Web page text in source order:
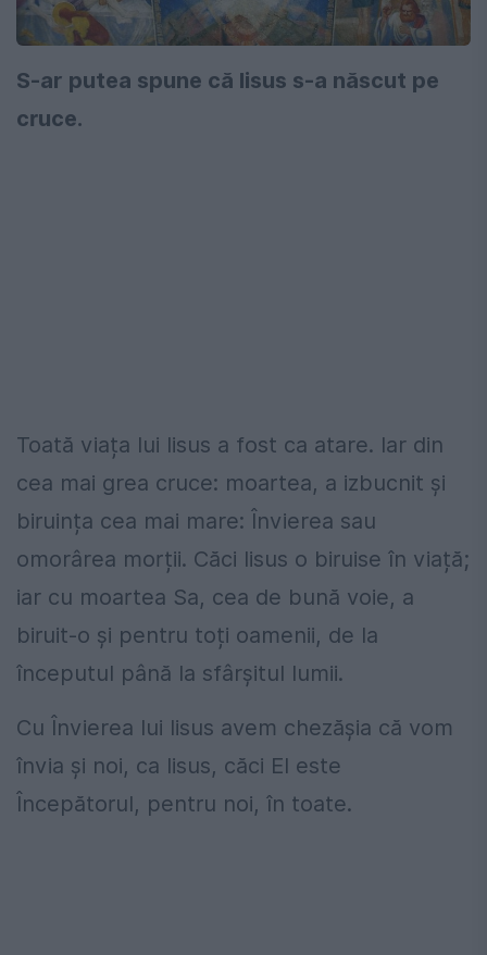
S-ar putea spune că Iisus s-a născut pe
cruce.
Toată viața lui Iisus a fost ca atare. Iar din
cea mai grea cruce: moartea, a izbucnit și
biruința cea mai mare: Învierea sau
omorârea morții. Căci Iisus o biruise în viață;
iar cu moartea Sa, cea de bună voie, a
biruit-o și pentru toți oamenii, de la
începutul până la sfârșitul lumii.
Cu Învierea lui Iisus avem chezășia că vom
învia și noi, ca Iisus, căci El este
Începătorul, pentru noi, în toate.